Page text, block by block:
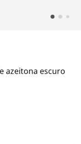
azeitona escuro